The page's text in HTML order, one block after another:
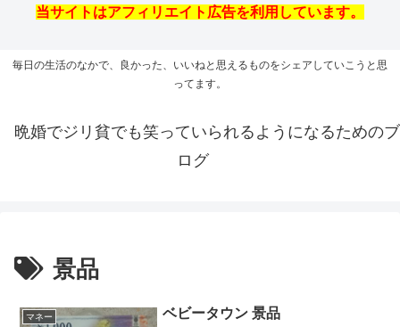
当サイトはアフィリエイト広告を利用しています。
毎日の生活のなかで、良かった、いいねと思えるものをシェアしていこうと思
ってます。
晩婚でジリ貧でも笑っていられるようになるためのブ
ログ
景品
マネー ベビータウン 景品